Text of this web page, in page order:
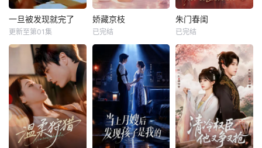
一旦被发现就完了
更新至第01集
娇藏京枝
已完结
朱门春闺
已完结